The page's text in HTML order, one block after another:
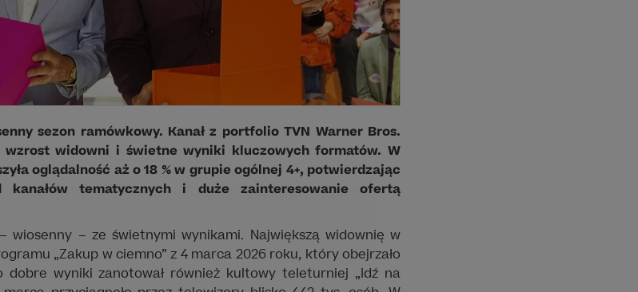
sezon ramówkowy. Kanał z portfolio TVN Warner Bros.
wzrost widowni i świetne wyniki kluczowych formatów. W
oglądalność aż o 18 % w grupie ogólnej 4+, potwierdzając
kanałów tematycznych i duże zainteresowanie ofertą
wiosenny – ze świetnymi wynikami. Największą widownię w
„Zakup w ciemno” z 4 marca 2026 roku, który obejrzało
dobre wyniki zanotował również kultowy teleturniej „Idź na